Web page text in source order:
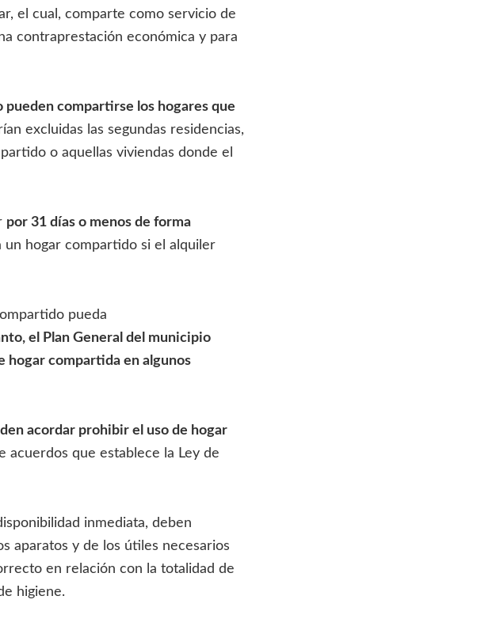
el cual, comparte como servicio de
contraprestación económica y para
pueden compartirse los hogares que
excluidas las segundas residencias,
o aquellas viviendas donde el
por 31 días o menos de forma
un hogar compartido si el alquiler
pueda
el Plan General del municipio
compartida en algunos
acordar prohibir el uso de hogar
acuerdos que establece la Ley de
inmediata, deben
aparatos y de los útiles necesarios
en relación con la totalidad de
higiene.